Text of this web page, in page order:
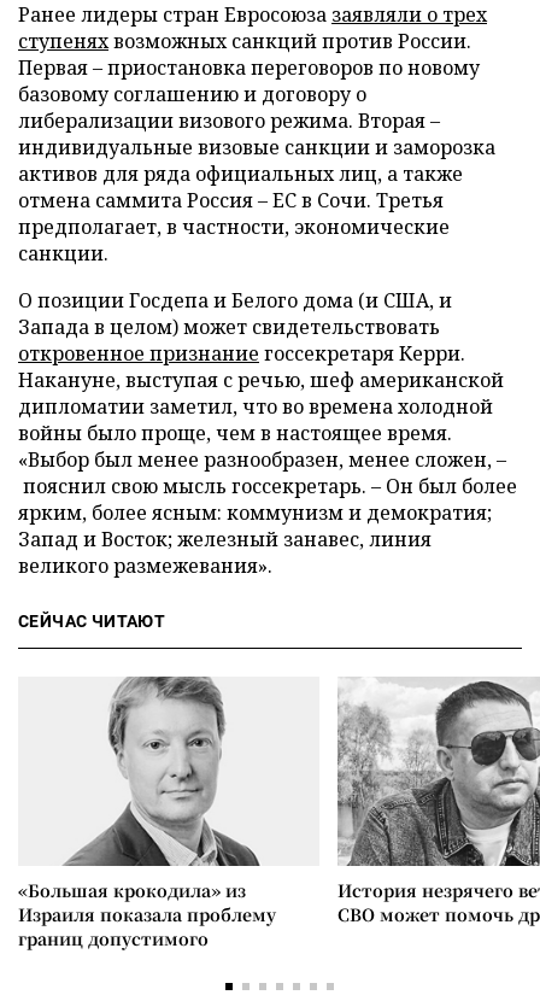
Ранее лидеры стран Евросоюза заявляли о трех
ступеняхвозможных санкций против России.
Первая – приостановка переговоров по новому
базовому соглашению и договору о
либерализации визового режима. Вторая –
индивидуальные визовые санкции и заморозка
активов для ряда официальных лиц, а также
отмена саммита Россия – ЕС в Сочи. Третья
предполагает, в частности, экономические
санкции.
О позиции Госдепа и Белого дома (и США, и
Запада в целом) может свидетельствовать
откровенное признание госсекретаря Керри.
Накануне, выступая с речью, шеф американской
дипломатии заметил, что во времена холодной
войны было проще, чем в настоящее время.
«Выбор был менее разнообразен, менее сложен, –
пояснил свою мысль госсекретарь. – Он был более
ярким, более ясным: коммунизм и демократия;
Запад и Восток; железный занавес, линия
великого размежевания».
СЕЙЧАС ЧИТАЮТ
«Большая крокодила» из
Израиля показала проблему
границ допустимого
История незрячего
СВО может помочь